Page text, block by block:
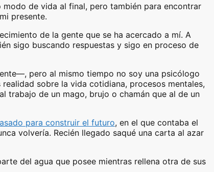
de vida al final, pero también para encontrar
presente.
de la gente que se ha acercado a mí. A
sigo buscando respuestas y sigo en proceso de
pero al mismo tiempo no soy una psicólogo
sobre la vida cotidiana, procesos mentales,
trabajo de un mago, brujo o chamán que al de un
para construir el futuro, en el que contaba el
volvería. Recién llegado saqué una carta al azar
del agua que posee mientras rellena otra de sus